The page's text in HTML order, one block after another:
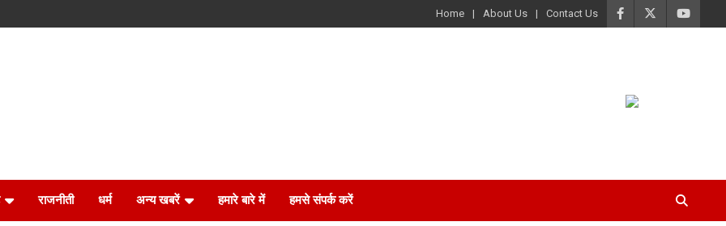
Home About Us Contact Us
राजनीती धर्म अन्य खबरें हमारे बारे में हमसे संपर्क करें